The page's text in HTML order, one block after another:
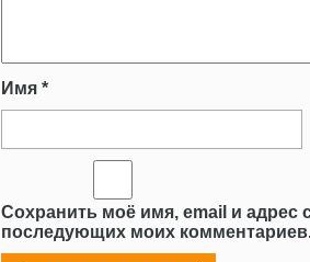
Имя *
Сохранить моё имя, email и адрес
последующих моих